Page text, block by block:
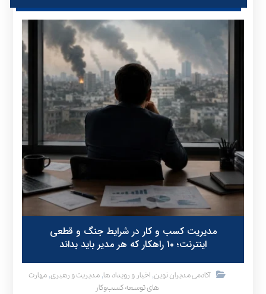
مدیریت کسب و کار در شرایط جنگ و قطعی
اینترنت؛ ۱۰ راهکار که هر مدیر باید بداند
آکادمی مدیران نوین, اخبار و رویداد ها, مدیریت و رهبری, مهارت
های توسعه کسب‌وکار